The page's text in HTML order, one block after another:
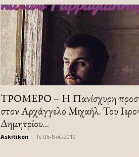
ΤΡΟΜΕΡΟ – Η Πανίσχυρη
στον Αρχάγγελο Μιχαήλ. Του
Δημητρίου...
Askitikon Τε 06-Νοέ-2019